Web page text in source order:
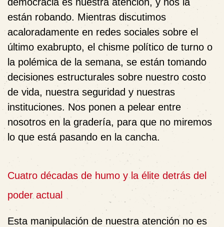
están robando. Mientras discutimos
acaloradamente en redes sociales sobre el
último exabrupto, el chisme político de turno o
la polémica de la semana, se están tomando
decisiones estructurales sobre nuestro costo
de vida, nuestra seguridad y nuestras
instituciones. Nos ponen a pelear entre
nosotros en la gradería, para que no miremos
lo que está pasando en la cancha.
Cuatro décadas de humo y la élite detrás del
poder actual
Esta manipulación de nuestra atención no es